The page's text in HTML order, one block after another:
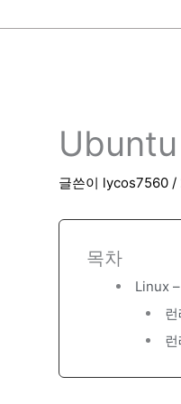
글쓴이 lycos7560 /
목차
Linux